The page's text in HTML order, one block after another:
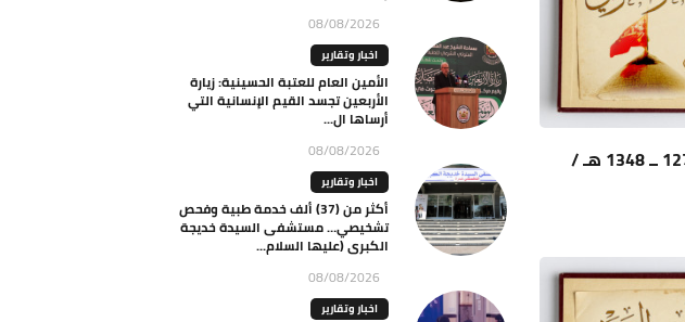
881 ــ محمد النمر العوامي (1277 ــ 1348 هـ /
08/08/2026
اخبار وتقارير
الأمين العام للعتبة الحسينية: زيارة
الأربعين تجسد القيم الإنسانية التي
أرساها ال...
08/08/2026
اخبار وتقارير
أكثر من (37) ألف خدمة طبية وفحص
تشخيصي… مستشفى السيدة خديجة
الكبرى (عليها السلام...
08/08/2026
اخبار وتقارير